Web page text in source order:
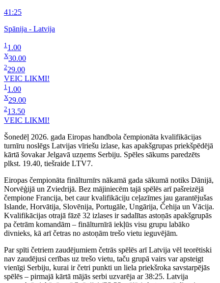
41:25
Spānija - Latvija
1 1.00
X30.00
229.00
VEIC LIKMI!
1 1.00
X29.00
213.50
VEIC LIKMI!
Šonedēļ 2026. gada Eiropas handbola čempionāta kvalifikācijas
turnīru noslēgs Latvijas vīriešu izlase, kas apakšgrupas priekšpēdējā
kārtā šovakar Jelgavā uzņems Serbiju. Spēles sākums paredzēts
plkst. 19.40, tiešraide LTV7.
Eiropas čempionāta finālturnīrs nākamā gada sākumā notiks Dānijā,
Norvēģijā un Zviedrijā. Bez mājiniecēm tajā spēlēs arī pašreizējā
čempione Francija, bet caur kvalifikāciju ceļazīmes jau garantējušas
Islande, Horvātija, Slovēnija, Portugāle, Ungārija, Čehija un Vācija.
Kvalifikācijas otrajā fāzē 32 izlases ir sadalītas astoņās apakšgrupās
pa četrām komandām – finālturnīrā iekļūs visu grupu labāko
divnieks, kā arī četras no astoņām trešo vietu ieguvējām.
Par spīti četriem zaudējumiem četrās spēlēs arī Latvija vēl teorētiski
nav zaudējusi cerības uz trešo vietu, taču grupā vairs var apsteigt
vienīgi Serbiju, kurai ir četri punkti un liela priekšroka savstarpējās
spēlēs – pirmajā kārtā mājās serbi uzvarēja ar 38:25. Latvija